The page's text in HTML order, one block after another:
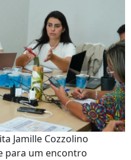
Jamille Cozzolino
para um encontro